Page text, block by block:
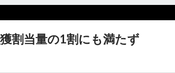
割当量の1割にも満たず